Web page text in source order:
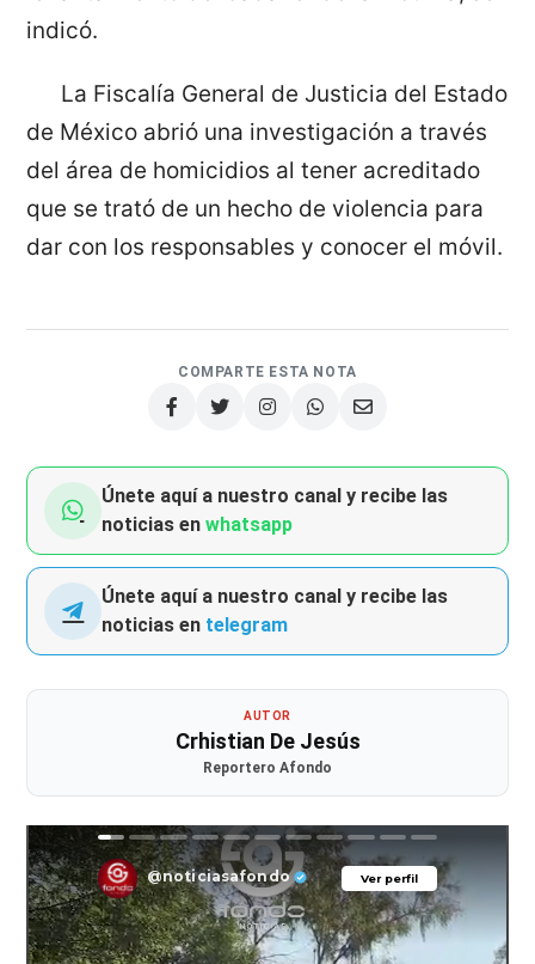
indicó.
La Fiscalía General de Justicia del Estado
de México abrió una investigación a través
del área de homicidios al tener acreditado
que se trató de un hecho de violencia para
dar con los responsables y conocer el móvil.
COMPARTE ESTA NOTA
Únete aquí a nuestro canal y recibe las
noticias enwhatsapp
Únete aquí a nuestro canal y recibe las
noticias en telegram
AUTOR
Crhistian De Jesús
Reportero Afondo
Ver perfil
@noticiasafondo Ver perfil